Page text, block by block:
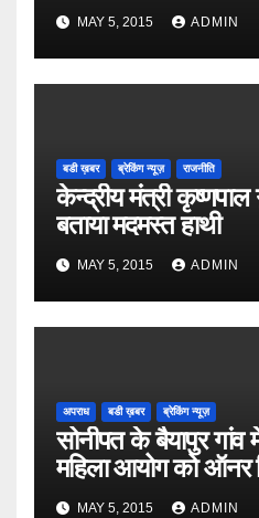
MAY 5, 2015 ADMIN
बडी ख़बर ब्रेकिंग न्यूज़ राजनीति
केन्द्रीय मंत्री
बताया मदमस्त हाथी
MAY 5, 2015 ADMIN
अपराध बडी ख़बर ब्रेकिंग न्यूज़
सोनीपत के बैयापुर गांव
महिला आयोग को
MAY 5, 2015 ADMIN